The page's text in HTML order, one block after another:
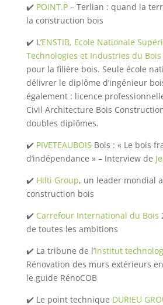
✔️ POINT.P– Terlian : quand la
la construction bois
✔️ L’ENSTIB, Ecole Nationale
Technologies et Industries du Bois
pour la filière bois. Seule école
délivrer le diplôme d’ingénieur
également : licence
Civil Architecture Bois
doubles diplômes.
✔️ PIVETEAUBOIS Bois : « Le bois
d’indépendance » – Interview de
✔️ Hilti Group, un leader mondial
construction bois
✔️ Carrefour International du Bois
de toutes les ambitions
✔️ La tribune de l’Institut
Rénovation des murs extérieurs
le guide RénoCOB
✔️ Le point technique DURIEU